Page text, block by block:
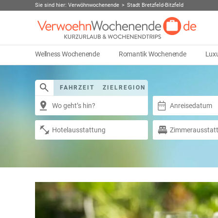
Sie sind hier: Verwöhnwochenende Stadt Bretzfeld-Bitzfeld
Wellness Wochenende Romantik Wochenende
FAHRZEIT ZIELREGION